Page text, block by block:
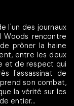
l'un des journaux
Woods rencontre
prôner la haine
entre les deux
et de respect qui
l'assassinat de
son combat,
la vérité sur les
entier...